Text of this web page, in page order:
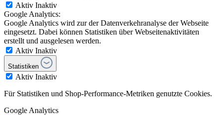
Aktiv Inaktiv
Google Analytics:
Google Analytics wird zur der Datenverkehranalyse der Webseite
eingesetzt. Dabei können Statistiken über Webseitenaktivitäten
erstellt und ausgelesen werden.
Aktiv Inaktiv
Statistiken
Aktiv Inaktiv
Für Statistiken und Shop-Performance-Metriken genutzte Cookies.
Google Analytics